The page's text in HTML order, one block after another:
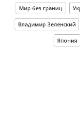
Мир без границ
Владимир Зеленский
Япония